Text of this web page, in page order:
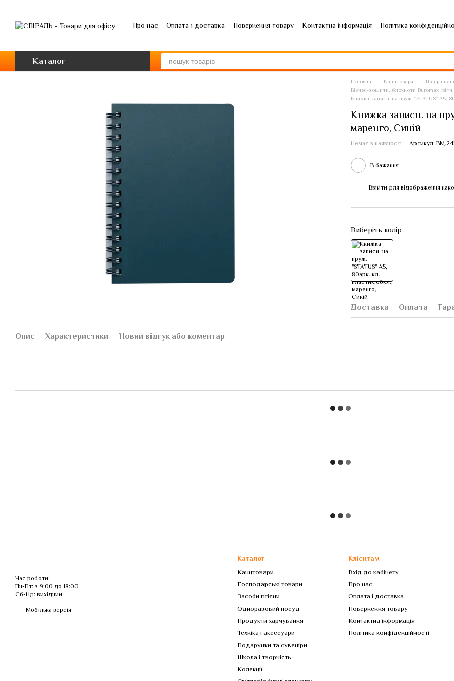
Про нас Оплата і доставка Повернення товару Контактна інформація Політика
Каталог
Опис Характеристики Новий відгук або коментар
Головна Канцтовари Папір і
Бізнес-зошити, блокноти Buromax (вітч.
Книжка записн. на пруж. "STATUS" А5,
Книжка записн. на
маренго, Синій
Немає в наявності Артикул:
В бажання
Ввійти для відображення
Виберіть колір
Доставка Оплата
Час роботи:
Пн-Пт: з 9:00 до 18:00
Сб-Нд: вихідний
Мобільна версія
Каталог
Канцтовари
Господарські товари
Засоби гігієни
Одноразовий посуд
Продукти харчування
Техніка і аксесуари
Подарунки та сувеніри
Школа і творчість
Колекції
Клієнтам
Вхід до кабінету
Про нас
Оплата і доставка
Повернення товару
Контактна інформація
Політика конфіденційності